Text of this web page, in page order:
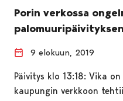
Porin verkossa
9 elokuun, 2019
Päivitys klo 13:18: Vika
kaupungin verkkoon